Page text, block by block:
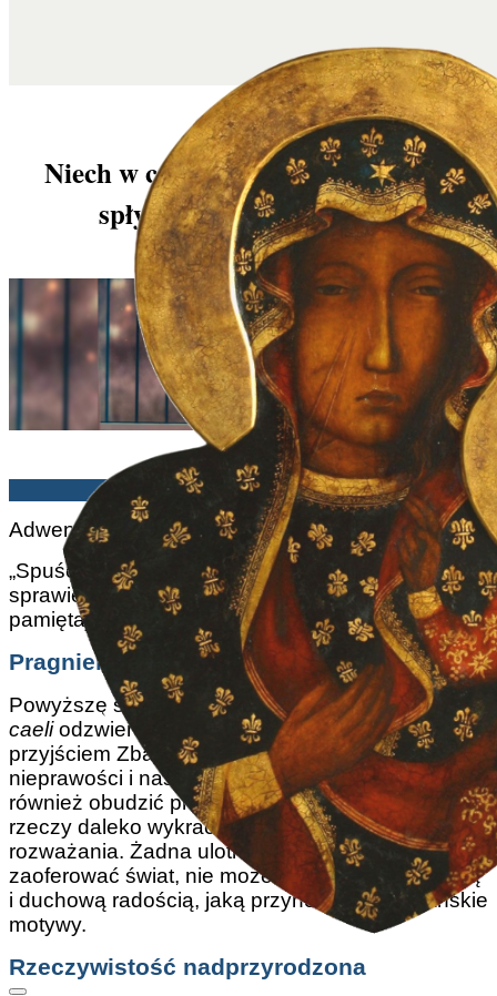
Niech w czasie tego Adwentu łaska
spłynie na grzeszny świat
John Horvat | 29/11/2025
Adwent: z łacińskiegoad-venio – „przyjść do”.
„Spuśćcie rosę niebiosa i obłoki niech wyleją
sprawiedliwego. Nie bądź zagniewany, Panie! Nie
pamiętaj dłużej naszych grzechów!”.
Pragnienie boskości
Powyższe słowa adwentowego hymnu Rorate
caeliodzwierciedlają tęsknotę Patriarchów za
przyjściem Zbawiciela, który zmaże nasze
nieprawości i nas zbawi. Takie słowa mogą
również obudzić pragnienie cudownych, boskich
rzeczy daleko wykraczających poza ziemskie
rozważania. Żadna ulotna rozkosz, jaką może
zaoferować świat, nie może się równać z głęboką
i duchową radością, jaką przynoszą te niebiańskie
motywy.
Rzeczywistość nadprzyrodzona